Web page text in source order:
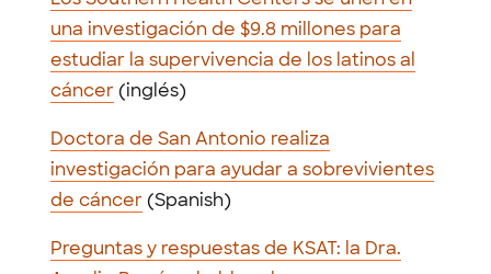
una investigación de $9.8 millones para
estudiar la supervivencia de los latinos al
cáncer(inglés)
Doctora de San Antonio realiza
investigación para ayudar a sobrevivientes
de cáncer(Spanish)
Preguntas y respuestas de KSAT: la Dra.